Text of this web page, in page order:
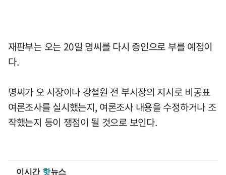
재판부는 오는 20일 명씨를 다시 증인으로 부를 예정이
다.
명씨가 오 시장이나 강철원 전 부시장의 지시로 비공표
여론조사를 실시했는지, 여론조사 내용을 수정하거나 조
작했는지 등이 쟁점이 될 것으로 보인다.
이시간 핫뉴스